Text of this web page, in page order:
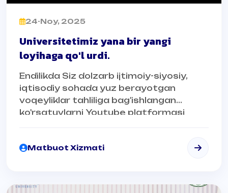
24-Noy, 2025
Universitetimiz yana bir yangi
loyihaga qo'l urdi.
Endilikda Siz dolzarb ijtimoiy-siyosiy,
iqtisodiy sohada yuz berayotgan
voqeyliklar tahliliga bag'ishlangan
ko'rsatuvlarni Youtube platformasi
Matbuot Xizmati